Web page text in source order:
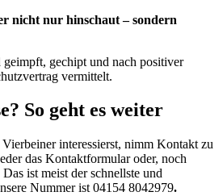
nicht nur hinschaut – sondern
gechipt und nach positiver
vermittelt.
So geht es weiter
interessierst, nimm Kontakt zu
das Kontaktformular oder, noch
ist meist der schnellste und
Nummer ist 04154 8042979.